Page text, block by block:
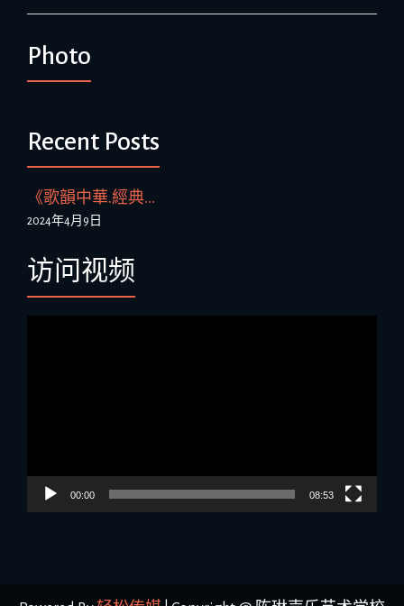
Photo
Recent Posts
《歌韻中華.經典...
2024年4月9日
访问视频
00:00 08:53